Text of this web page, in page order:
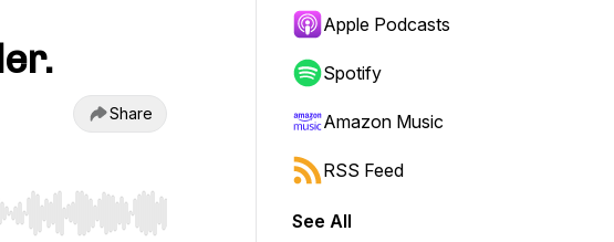
Share
to start or end. Hold shift to jump forward or backward.
Apple Podcasts
Spotify
Amazon Music
RSS Feed
See All